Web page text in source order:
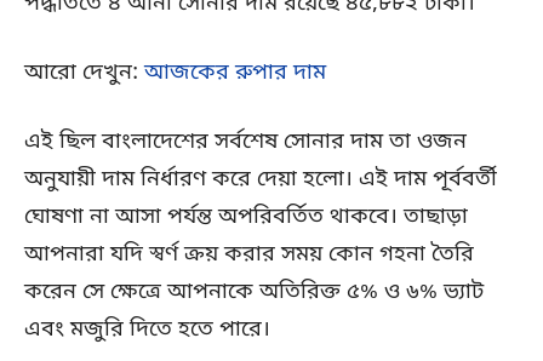
আরো দেখুন:আজকের রুপার দাম
এই ছিল বাংলাদেশের সর্বশেষ সোনার দাম তা ওজন
অনুযায়ী দাম নির্ধারণ করে দেয়া হলো। এই দাম পূর্ববর্তী
ঘোষণা না আসা পর্যন্ত অপরিবর্তিত থাকবে। তাছাড়া
আপনারা যদি স্বর্ণ ক্রয় করার সময় কোন গহনা তৈরি
করেন সে ক্ষেত্রে আপনাকে অতিরিক্ত ৫% ও ৬% ভ্যাট
এবং মজুরি দিতে হতে পারে।